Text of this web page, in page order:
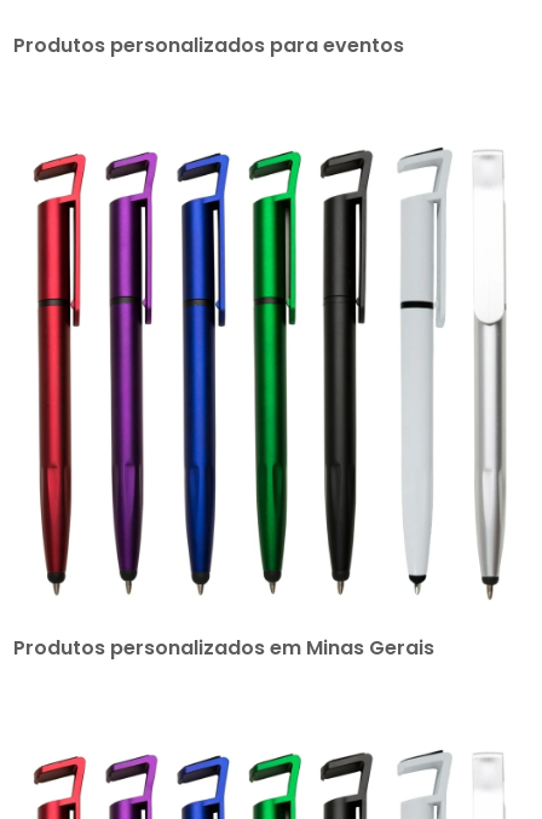
Produtos personalizados para eventos
Produtos personalizados em Minas Gerais